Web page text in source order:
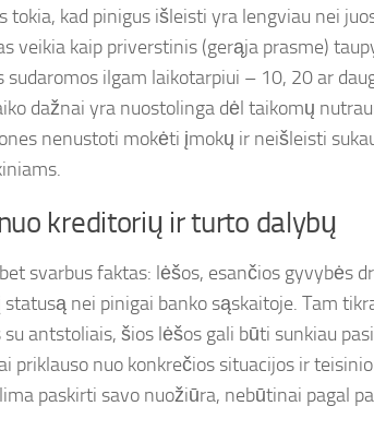
tokia, kad pinigus išleisti yra lengviau nei
veikia kaip priverstinis (gerąja prasme)
sudaromos ilgam laikotarpiui – 10, 20 ar
dažnai yra nuostolinga dėl taikomų
nenustoti mokėti įmokų ir neišleisti
kreditorių ir turto dalybų
svarbus faktas: lėšos, esančios gyvybės
nei pinigai banko sąskaitoje. Tam
antstoliais, šios lėšos gali būti sunkiau
priklauso nuo konkrečios situacijos ir
paskirti savo nuožiūra, nebūtinai pagal